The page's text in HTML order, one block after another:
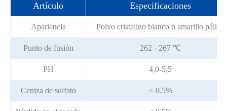
Artículo Especificaciones
Apariencia Polvo cristalino blanco o amarillo pálido
Punto de fusión 262 - 267 ℃
PH 4,0-5,5
Ceniza de sulfato ≤ 0.5%